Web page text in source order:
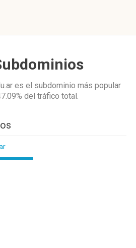
es el subdominio más popular
del tráfico total.